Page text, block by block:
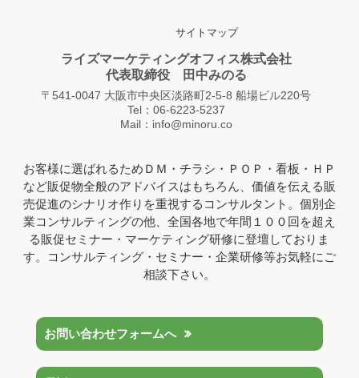
サイトマップ
ライズマーケティングオフィス株式会社
代表取締役 田中みのる
〒541-0047 大阪市中央区淡路町2-5-8 船場ビル220号
Tel：06-6223-5237
Mail：info@minoru.co
お客様に選ばれるためＤＭ・チラシ・ＰＯＰ・看板・ＨＰ
など販促物全般のアドバイスはもちろん、価値を伝える販
売促進のシナリオ作りを重視するコンサルタント。個別企
業コンサルティングの他、全国各地で年間１００回を超え
る販促セミナー・マーケティング研修に登壇しておりま
す。コンサルティング・セミナー・企業研修等お気軽にご
相談下さい。
お問い合わせフォームへ